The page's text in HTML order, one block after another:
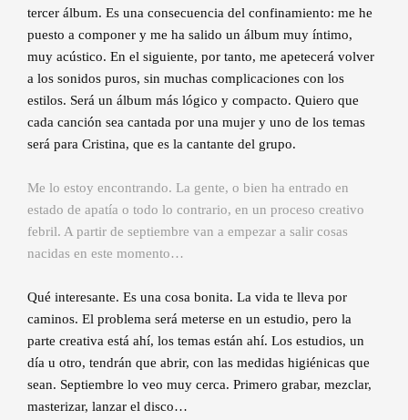
tercer álbum. Es una consecuencia del confinamiento: me he
puesto a componer y me ha salido un álbum muy íntimo,
muy acústico. En el siguiente, por tanto, me apetecerá volver
a los sonidos puros, sin muchas complicaciones con los
estilos. Será un álbum más lógico y compacto. Quiero que
cada canción sea cantada por una mujer y uno de los temas
será para Cristina, que es la cantante del grupo.
Me lo estoy encontrando. La gente, o bien ha entrado en
estado de apatía o todo lo contrario, en un proceso creativo
febril. A partir de septiembre van a empezar a salir cosas
nacidas en este momento…
Qué interesante. Es una cosa bonita. La vida te lleva por
caminos. El problema será meterse en un estudio, pero la
parte creativa está ahí, los temas están ahí. Los estudios, un
día u otro, tendrán que abrir, con las medidas higiénicas que
sean. Septiembre lo veo muy cerca. Primero grabar, mezclar,
masterizar, lanzar el disco…